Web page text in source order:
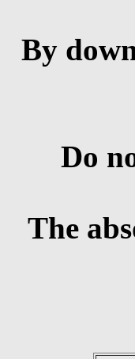
By
Do
The